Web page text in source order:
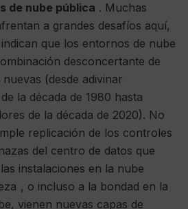
de nube pública . Muchas
a grandes desafíos aquí,
que los entornos de nube
desconcertante de
(desde adivinar
la década de 1980 hasta
de la década de 2020). No
replicación de los controles
del centro de datos que
instalaciones en la nube
, o incluso a la bondad en la
vienen nuevas capas de